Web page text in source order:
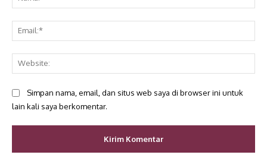
Simpan nama, email, dan situs web saya di browser ini untuk
lain kali saya berkomentar.